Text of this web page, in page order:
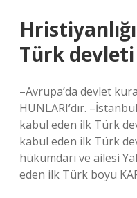
Türk
–Avrupa’da devlet
HUNLARI’dır.
kabul eden ilk Türk
kabul eden ilk Türk
hükümdarı ve ailesi
eden ilk Türk boyu